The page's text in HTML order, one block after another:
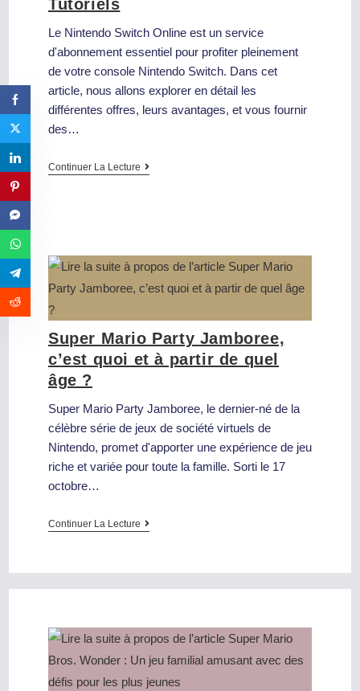
Tutoriels
Le Nintendo Switch Online est un service
d'abonnement essentiel pour profiter pleinement
de votre console Nintendo Switch. Dans cet
article, nous allons explorer en détail les
différentes offres, leurs avantages, et vous fournir
des…
Continuer La Lecture
Super Mario Party Jamboree,
c’est quoi et à partir de quel
âge ?
Super Mario Party Jamboree, le dernier-né de la
célèbre série de jeux de société virtuels de
Nintendo, promet d'apporter une expérience de jeu
riche et variée pour toute la famille. Sorti le 17
octobre…
Continuer La Lecture